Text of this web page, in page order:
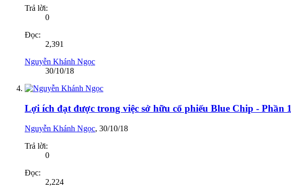
Trả lời:
0
Đọc:
2,391
Nguyễn Khánh Ngọc
30/10/18
Lợi ích đạt được trong việc sở hữu cổ phiếu Blue Chip - Phần 1
Nguyễn Khánh Ngọc, 30/10/18
Trả lời:
0
Đọc:
2,224